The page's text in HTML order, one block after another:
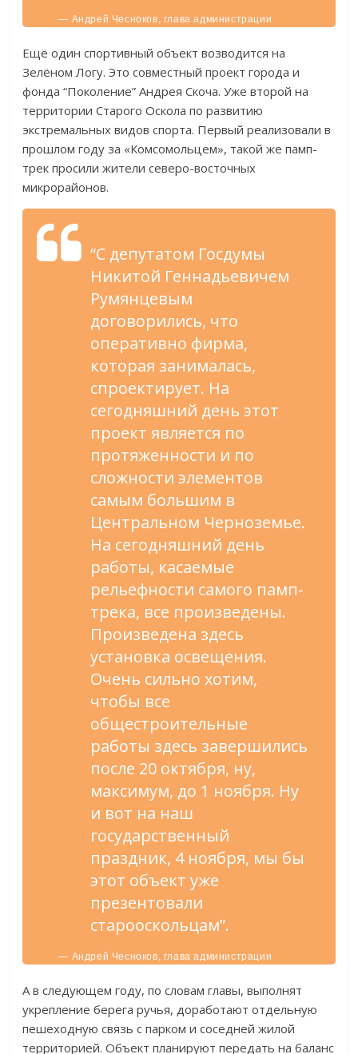
— Андрей Чесноков, глава администрации
Старооскольского городского округа.
Ещё один спортивный объект возводится на
Зелёном Логу. Это совместный проект города и
фонда “Поколение” Андрея Скоча. Уже второй на
территории Старого Оскола по развитию
экстремальных видов спорта. Первый реализовали в
прошлом году за «Комсомольцем», такой же памп-
трек просили жители северо-восточных
микрорайонов.
“С депутатом Госдумы
Никитой Геннадьевичем
Румянцевым
договорились, что
оперативно фирма,
которая занималась,
спроектирует. На
сегодняшний день этот
проект является по
протяженности и по
сложности элементов
самым большим в
Центральном Черноземье.
На сегодняшний день
работы, касаемые
рельефности самого памп-
трека, все произведены.
Произведена здесь
установка освещения.
Очень сильно хотим,
чтобы все
общестроительные
работы здесь завершились
после 20 октября, ну,
максимум, до 1 ноября. Ну
и вот на наш
государственный
праздник, 4 ноября, мы бы
этот объект уже
презентовали
старооскольцам”.
— Андрей Чесноков, глава администрации
Старооскольского городского округа.
А в следующем году, по словам главы, выполнят
укрепление берега ручья, доработают отдельную
пешеходную связь с парком и соседней жилой
территорией. Объект планируют передать на баланс